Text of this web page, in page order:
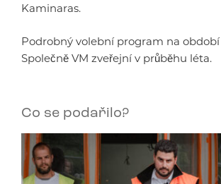
Kaminaras.
Podrobný volební program na období
Společně VM zveřejní v průběhu léta.
Co se podařilo?